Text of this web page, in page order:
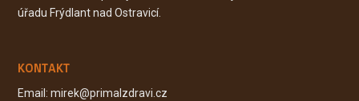
úřadu Frýdlant nad Ostravicí.
KONTAKT
Email: mirek@primalzdravi.cz